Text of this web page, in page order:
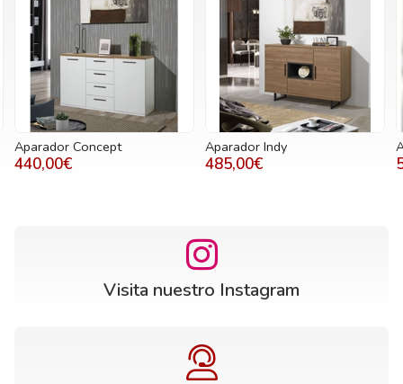
Aparador Concept
440,00€
Aparador Indy
485,00€
Visita nuestro Instagram